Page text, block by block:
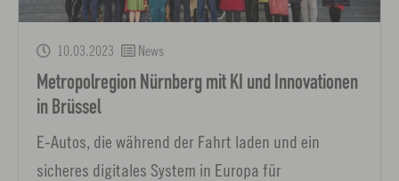
10.03.2023 News
Metropolregion Nürnberg mit KI und Innovationen
in Brüssel
E-Autos, die während der Fahrt laden und ein
sicheres digitales System in Europa für